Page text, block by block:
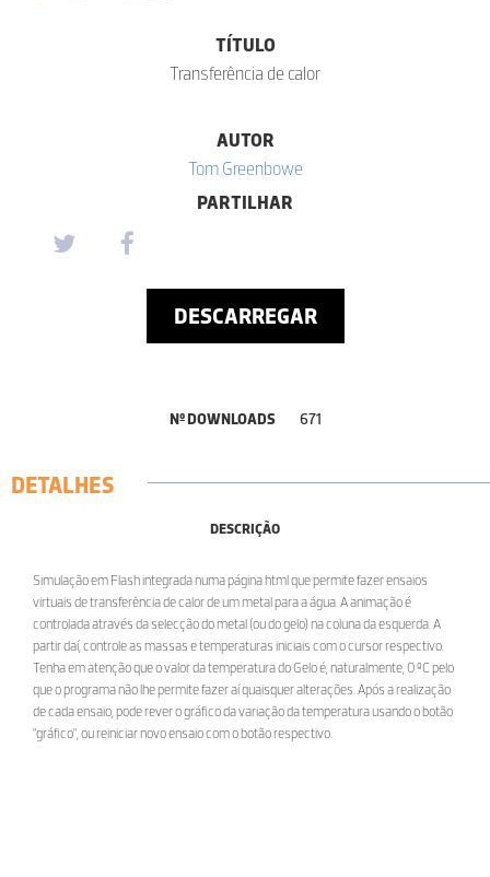
TÍTULO
Transferência de calor
AUTOR
Tom Greenbowe
PARTILHAR
DESCARREGAR
Nº DOWNLOADS 671
DETALHES
DESCRIÇÃO
Simulação em Flash integrada numa página html que permite fazer ensaios
virtuais de transferência de calor de um metal para a água. A animação é
controlada através da selecção do metal (ou do gelo) na coluna da esquerda. A
partir daí, controle as massas e temperaturas iniciais com o cursor respectivo.
Tenha em atenção que o valor da temperatura do Gelo é, naturalmente, 0 ºC pelo
que o programa não lhe permite fazer aí quaisquer alterações. Após a realização
de cada ensaio, pode rever o gráfico da variação da temperatura usando o botão
"gráfico", ou reiniciar novo ensaio com o botão respectivo.